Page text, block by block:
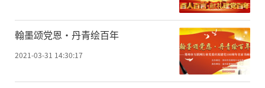
翰墨颂党恩·丹青绘百年
2021-03-31 14:30:17